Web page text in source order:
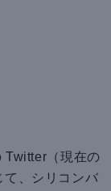
Twitter（現在の
て、シリコンバ